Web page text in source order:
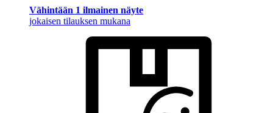
Vähintään 1 ilmainen näyte
jokaisen tilauksen mukana